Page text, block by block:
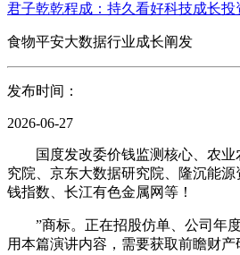
君子乾乾程成：持久看好科技成长投
食物平安大数据行业成长阐发
发布时间：
2026-06-27
国度发改委价钱监测核心、农业
究院、京东大数据研究院、隆沉能
钱指数、长江有色金属网等！
”商标。正在招股仿单、公司年度
用本篇演讲内容，需要获取前瞻财